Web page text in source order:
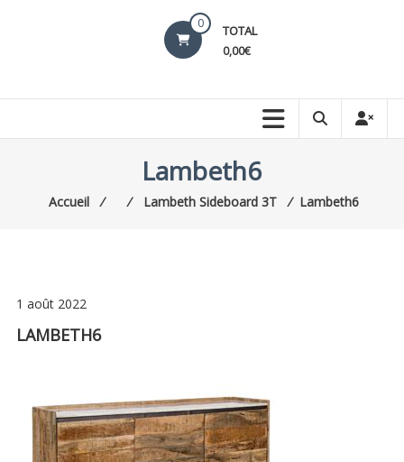
0 TOTAL
0,00€
Lambeth6
Accueil ⁄ ⁄ Lambeth Sideboard 3T ⁄ Lambeth6
1 août 2022
LAMBETH6